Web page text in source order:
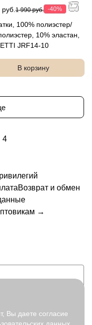
1 990 руб. -40%
100% полиэстер/
10% эластан,
JRF14-10
В корзину
4
Возврат и обмен
→
Вы даете согласие